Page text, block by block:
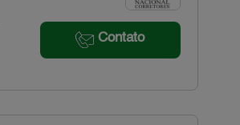
Contato